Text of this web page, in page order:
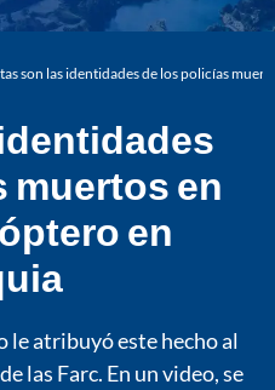
son las identidades de los policías
muertos en
en
le atribuyó este hecho al
las Farc. En un video, se